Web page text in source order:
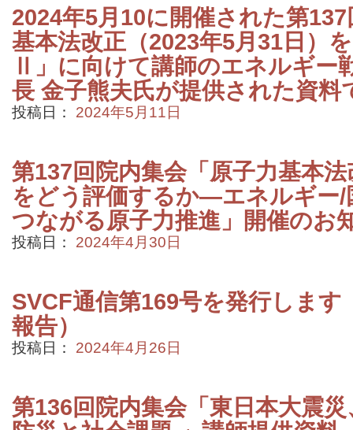
2024年5月10に開催された第
基本法改正（2023年5月31日
Ⅱ」に向けて講師のエネルギー
長 金子熊夫氏が提供された資料
投稿日： 2024年5月11日
第137回院内集会「原子力基本
をどう評価するか―エネルギー/
つながる原子力推進」開催のお
投稿日： 2024年4月30日
SVCF通信第169号を発行します
報告）
投稿日： 2024年4月26日
第136回院内集会「東日本大震